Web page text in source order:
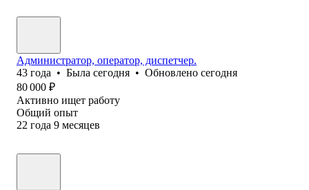
Администратор, оператор, диспетчер.
43 года • Была сегодня • Обновлено сегодня
80 000 ₽
Активно ищет работу
Общий опыт
22 года 9 месяцев